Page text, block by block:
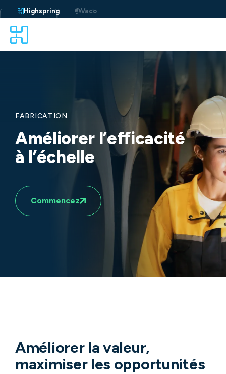
au
contenu
Highspring Vaco
FABRICATION
Améliorer l’efficacité
à l’échelle
Commencez
Améliorer la valeur,
maximiser les opportunités